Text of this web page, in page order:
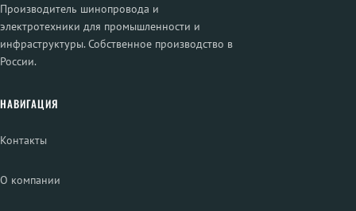
Производитель шинопровода и
электротехники для промышленности и
инфраструктуры. Собственное производство в
России.
НАВИГАЦИЯ
Контакты
О компании